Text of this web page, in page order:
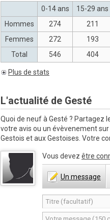
0-14 ans
15-29 ans
Hommes
274 211
Femmes
272 193
Total
546 404
Plus de stats
L'actualité de Gesté
Quoi de neuf à Gesté ? Partagez
votre avis ou un évèvenement
Gestois et aux Gestoises. Votre
Vous devez être
Un message